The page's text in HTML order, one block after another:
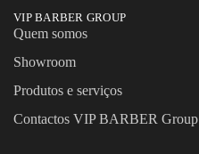
VIP BARBER GROUP
Quem somos
Showroom
Produtos e serviços
Contactos VIP BARBER Group